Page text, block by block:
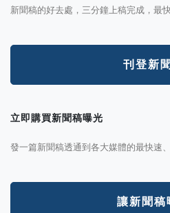
新聞稿的好去處，三分鐘上稿完成，最
刊登新
立即購買新聞稿曝光
發一篇新聞稿透通到各大媒體的最快速
讓新聞稿